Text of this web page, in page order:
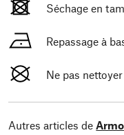
Séchage en
Repassage à
Ne pas
Autres articles de